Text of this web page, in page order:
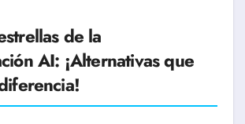
de la
AI: ¡Alternativas que